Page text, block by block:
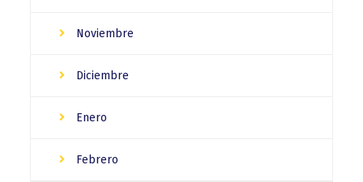
Noviembre
Diciembre
Enero
Febrero